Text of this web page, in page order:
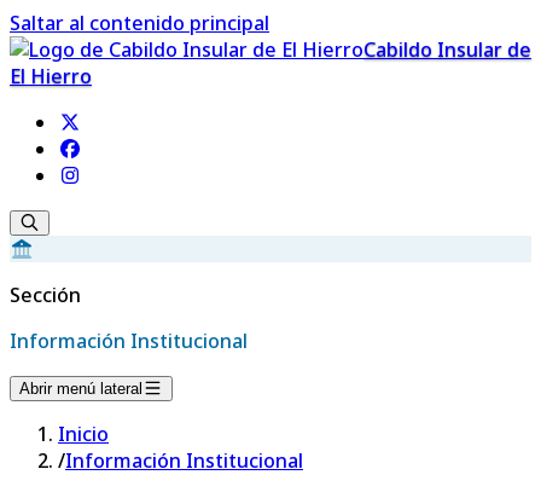
Saltar al contenido principal
Cabildo Insular de
El Hierro
Sección
Información Institucional
Abrir menú lateral
Inicio
/Información Institucional